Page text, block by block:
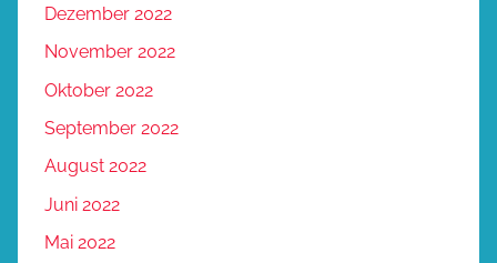
Dezember 2022
November 2022
Oktober 2022
September 2022
August 2022
Juni 2022
Mai 2022